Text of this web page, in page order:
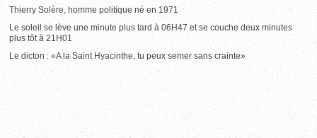
Thierry Solère, homme politique né en 1971
Le soleil se lève une minute plus tard à 06H47 et se couche deux minutes
plus tôt à 21H01
Le dicton : «A la Saint Hyacinthe, tu peux semer sans crainte»